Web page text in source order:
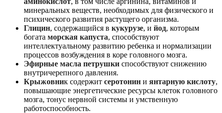
минеральных веществ, необходимых для физического и
психического развития растущего организма.
Глицин, содержащийся в кукурузе, и йод, которым
богата морская капуста, способствуют
интеллектуальному развитию ребенка и нормализации
процессов возбуждения в коре головного мозга.
Эфирные масла петрушки способствуют снижению
внутричерепного давления.
Крыжовник содержит серотонин и янтарную кислоту,
повышающие энергетические ресурсы клеток головного
мозга, тонус нервной системы и умственную
работоспособность.